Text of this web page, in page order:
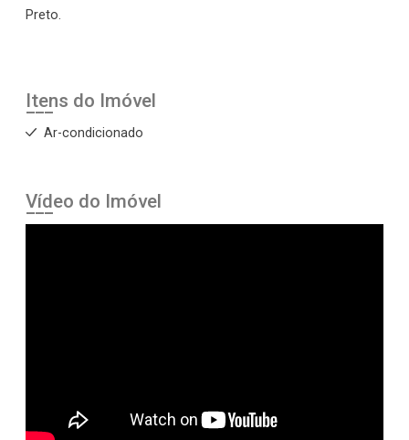
Preto.
Itens do Imóvel
Ar-condicionado
Vídeo do Imóvel